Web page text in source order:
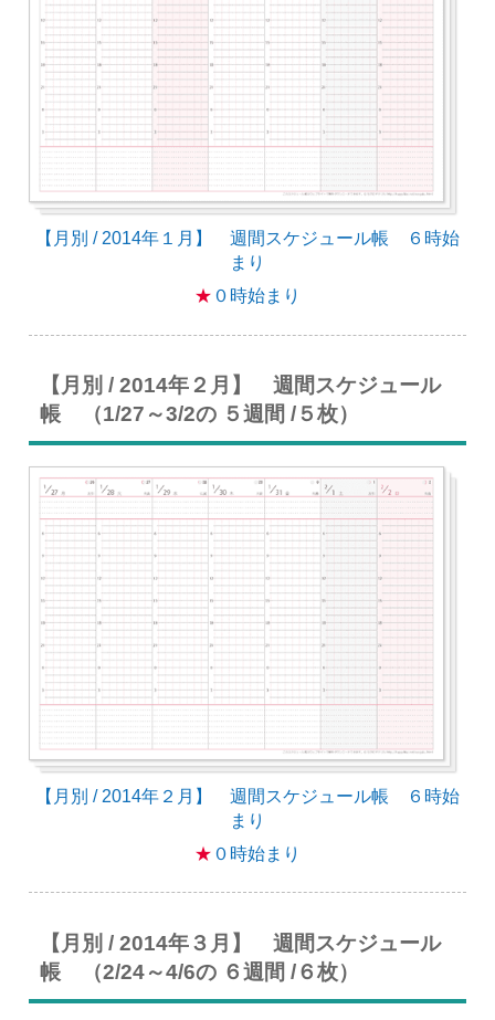
【月別 / 2014年１月】 週間スケジュール帳 ６時始
まり
★ ０時始まり
【月別 / 2014年２月】 週間スケジュール
帳 （1/27～3/2の ５週間 /５枚）
【月別 / 2014年２月】 週間スケジュール帳 ６時始
まり
★ ０時始まり
【月別 / 2014年３月】 週間スケジュール
帳 （2/24～4/6の ６週間 /６枚）